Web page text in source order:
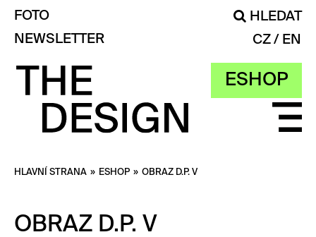
ESHOP
FOTO
HLEDAT
NEWSLETTER
CZ EN
HLAVNÍ STRANA » ESHOP » OBRAZ D.P. V
OBRAZ D.P. V